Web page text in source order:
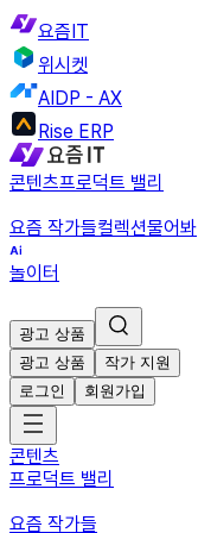
요즘IT
위시켓
AIDP - AX
Rise ERP
콘텐츠프로덕트 밸리
요즘 작가들컬렉션물어봐
놀이터
광고 상품
광고 상품
작가 지원
로그인
회원가입
콘텐츠
프로덕트 밸리
요즘 작가들